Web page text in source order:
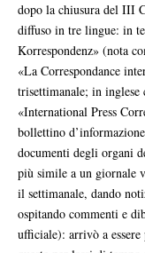
dopo la chiusura del III
diffuso in tre lingue: in
Korrespondenz» (nota
«La Correspondance
trisettimanale; in inglese
«International Press
bollettino
documenti degli organi
più simile a un giornale
il settimanale, dando
ospitando commenti e
ufficiale): arrivò a